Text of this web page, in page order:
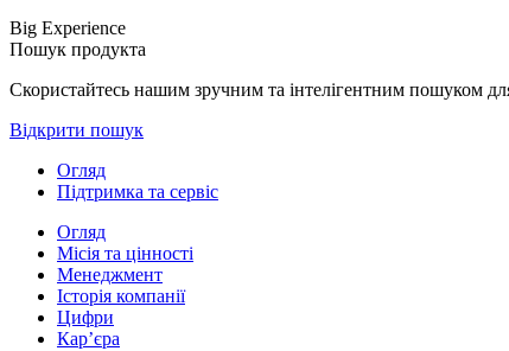
Big Experience
Пошук продукта
Скористайтесь нашим зручним та інтелігентним пошуком
Відкрити пошук
Огляд
Підтримка та сервіс
Огляд
Місія та цінності
Менеджмент
Історія компанії
Цифри
Кар’єра